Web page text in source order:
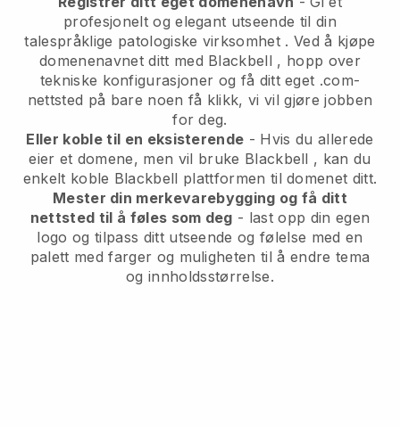
profesjonelt og elegant utseende til din
talespråklige patologiske virksomhet . Ved å kjøpe
domenenavnet ditt med Blackbell , hopp over
tekniske konfigurasjoner og få ditt eget .com-
nettsted på bare noen få klikk, vi vil gjøre jobben
for deg.
Eller koble til en eksisterende - Hvis du allerede
eier et domene, men vil bruke Blackbell , kan du
enkelt koble Blackbell plattformen til domenet ditt.
Mester din merkevarebygging og få ditt
nettsted til å føles som deg - last opp din egen
logo og tilpass ditt utseende og følelse med en
palett med farger og muligheten til å endre tema
og innholdsstørrelse.